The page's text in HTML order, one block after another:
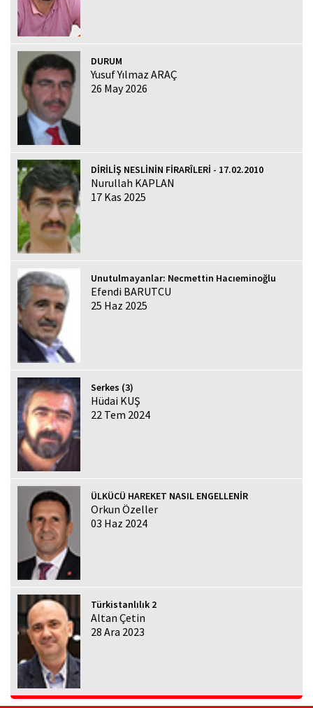
DURUM
Yusuf Yılmaz ARAÇ
26 May 2026
DİRİLİŞ NESLİNİN FİRARÎLERİ - 17.02.2010
Nurullah KAPLAN
17 Kas 2025
Unutulmayanlar: Necmettin Hacıeminoğlu
Efendi BARUTCU
25 Haz 2025
Serkes (3)
Hüdai KUŞ
22 Tem 2024
ÜLKÜCÜ HAREKET NASIL ENGELLENİR
Orkun Özeller
03 Haz 2024
Türkistanlılık 2
Altan Çetin
28 Ara 2023